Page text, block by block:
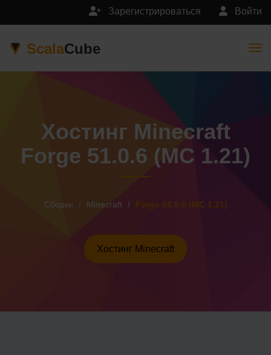
Войти
Зарегистрироваться
ScalaCube
Хостинг Minecraft
Forge 51.0.6 (MC 1.21)
Сборки Minecraft Forge 51.0.6 (MC 1.21)
Хостинг Minecraft